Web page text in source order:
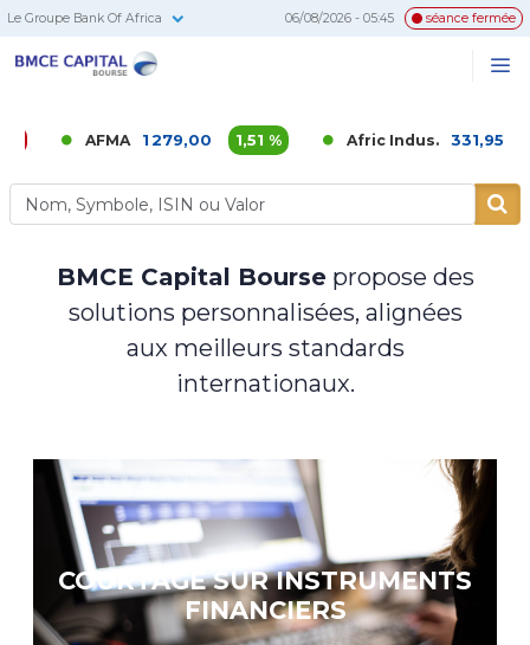
Le Groupe Bank Of Africa 06/08/2026 - 05:45 séance fermée
AFMA 1 279,00 1,51 % Afric Indus. 331,95 0,02 %
BMCE Capital Boursepropose des
solutions personnalisées, alignées
aux meilleurs standards
internationaux.
COURTAGE SUR INSTRUMENTS
FINANCIERS